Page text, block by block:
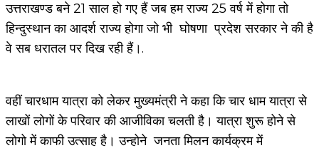
उत्तराखण्ड बने 21 साल हो गए हैं जब हम राज्य 25 वर्ष में होगा तो
हिन्दुस्थान का आदर्श राज्य होगा जो भी घोषणा प्रदेश सरकार ने की है
वे सब धरातल पर दिख रही हैं।.
वहीं चारधाम यात्रा को लेकर मुख्यमंत्री ने कहा कि चार धाम यात्रा से
लाखों लोगों के परिवार की आजीविका चलती है। यात्रा शुरू होने से
लोगो में काफी उत्साह है। उन्होने जनता मिलन कार्यक्रम में